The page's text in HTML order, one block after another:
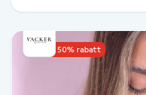
Torrborstning
Triggerpunktsmassage
Upp till 50% rabatt